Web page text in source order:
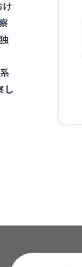
け
し